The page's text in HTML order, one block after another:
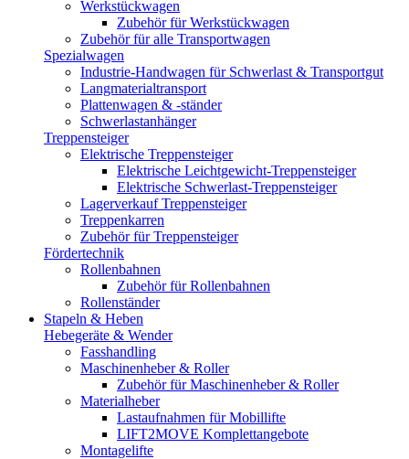
Werkstückwagen
Zubehör für Werkstückwagen
Zubehör für alle Transportwagen
Spezialwagen
Industrie-Handwagen für Schwerlast & Transportgut
Langmaterialtransport
Plattenwagen & -ständer
Schwerlastanhänger
Treppensteiger
Elektrische Treppensteiger
Elektrische Leichtgewicht-Treppensteiger
Elektrische Schwerlast-Treppensteiger
Lagerverkauf Treppensteiger
Treppenkarren
Zubehör für Treppensteiger
Fördertechnik
Rollenbahnen
Zubehör für Rollenbahnen
Rollenständer
Stapeln & Heben
Hebegeräte & Wender
Fasshandling
Maschinenheber & Roller
Zubehör für Maschinenheber & Roller
Materialheber
Lastaufnahmen für Mobillifte
LIFT2MOVE Komplettangebote
Montagelifte